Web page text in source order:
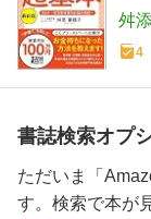
動
舛
4
書誌検索オプ
ただいま「
す。検索で本が